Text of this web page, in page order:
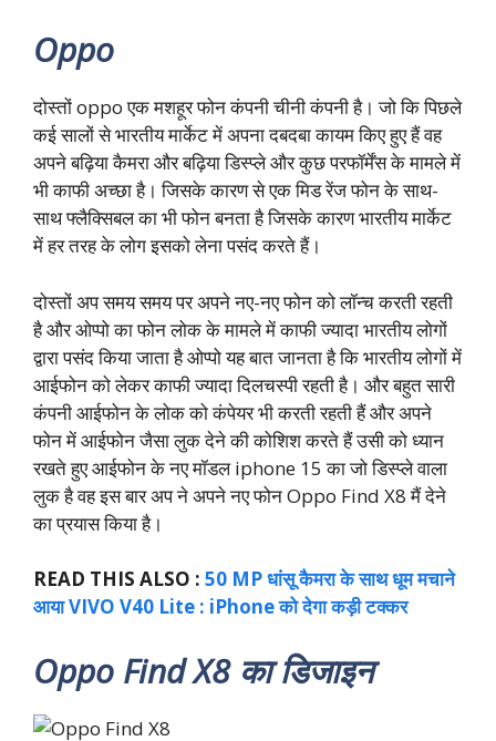
Oppo
दोस्तों oppo एक मशहूर फोन कंपनी चीनी कंपनी है। जो कि पिछले
कई सालों से भारतीय मार्केट में अपना दबदबा कायम किए हुए हैं वह
अपने बढ़िया कैमरा और बढ़िया डिस्प्ले और कुछ परफॉर्मेंस के मामले में
भी काफी अच्छा है। जिसके कारण से एक मिड रेंज फोन के साथ-
साथ फ्लैक्सिबल का भी फोन बनता है जिसके कारण भारतीय मार्केट
में हर तरह के लोग इसको लेना पसंद करते हैं।
दोस्तों अप समय समय पर अपने नए-नए फोन को लॉन्च करती रहती
है और ओप्पो का फोन लोक के मामले में काफी ज्यादा भारतीय लोगों
द्वारा पसंद किया जाता है ओप्पो यह बात जानता है कि भारतीय लोगों में
आईफोन को लेकर काफी ज्यादा दिलचस्पी रहती है। और बहुत सारी
कंपनी आईफोन के लोक को कंपेयर भी करती रहती हैं और अपने
फोन में आईफोन जैसा लुक देने की कोशिश करते हैं उसी को ध्यान
रखते हुए आईफोन के नए मॉडल iphone 15 का जो डिस्प्ले वाला
लुक है वह इस बार अप ने अपने नए फोन Oppo Find X8 मैं देने
का प्रयास किया है।
READ THIS ALSO : 50 MP धांसू कैमरा के साथ धूम मचाने
आया VIVO V40 Lite : iPhone को देगा कड़ी टक्कर
Oppo Find X8 का डिजाइन